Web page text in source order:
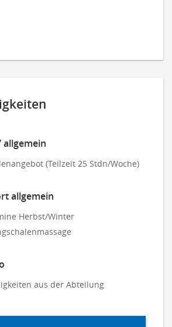
allgemein
(Teilzeit 25 Stdn/Woche)
allgemein
Herbst/Winter
aus der Abteilung